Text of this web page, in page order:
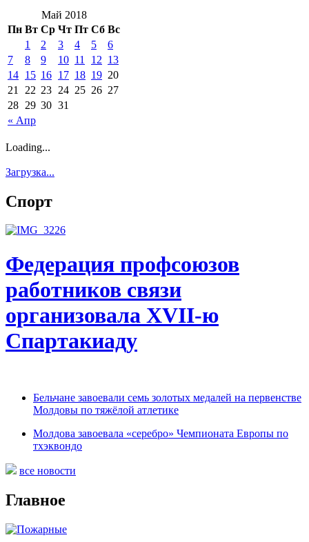
Май 2018
Пн Вт Ср Чт Пт Сб Вс
« Апр
1 2 3 4 5
6
7
8 9 10 11 12 13
14 15 16 17 18 19 20
21
22 23 24 25 26 27
28 29 30 31
Loading...
Загрузка...
Спорт
Федерация профсоюзов
работников связи
организовала XVII-ю
Спартакиаду
Бельчане завоевали семь золотых медалей на первенстве
Молдовы по тяжёлой атлетике
Молдова завоевала «серебро» Чемпионата Европы по
тхэквондо
все новости
Главное